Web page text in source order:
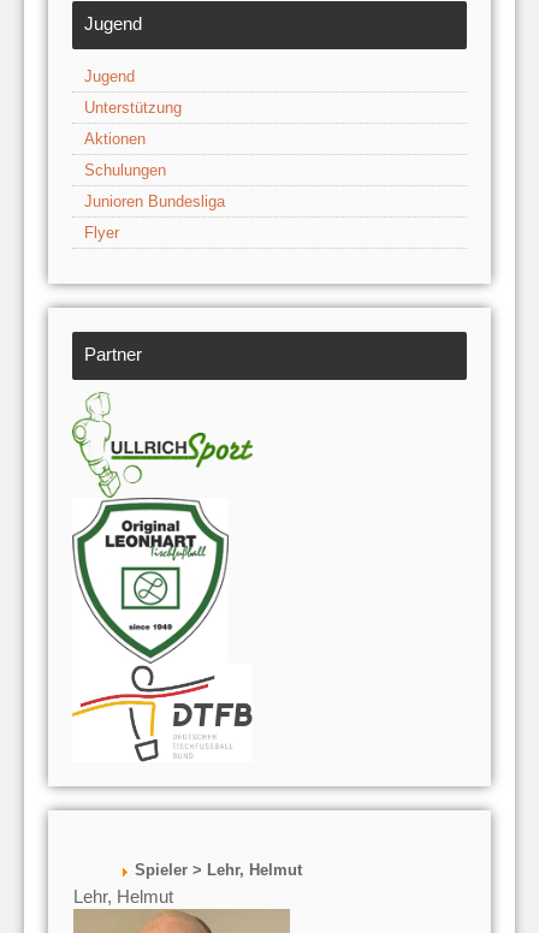
Jugend
Jugend
Unterstützung
Aktionen
Schulungen
Junioren Bundesliga
Flyer
Partner
Spieler > Lehr, Helmut
Lehr, Helmut